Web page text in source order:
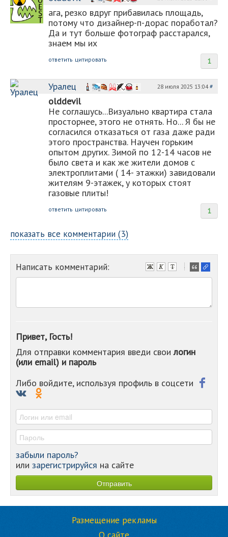
ага, резко вдруг прибавилась площадь,
потому что дизайнер-п-дорас поработал?
Да и тут больше фотограф расстарался,
знаем мы их
1
ответить цитировать
Уралец 28 июля 2025 13:04#
olddevil
Не соглашусь...Визуально квартира стала
просторнее, этого не отнять. Но... Я бы не
согласился отказаться от газа даже ради
этого пространства. Научен горьким
опытом других. Зимой по 12-14 часов не
было света и как же жители домов с
электроплитами ( 14- этажки) завидовали
жителям 9-этажек, у которых стоят
газовые плиты!
1
ответить цитировать
показать все комментарии (3)
Написать комментарий:
-
-
-
-
-
Привет, Гость!
Для отправки комментария введи своилогин
(или email) и пароль
Либо войдите, используя профиль в соцсети
забыли пароль?
или зарегистрируйся на сайте
Размещение рекламы
О сайте